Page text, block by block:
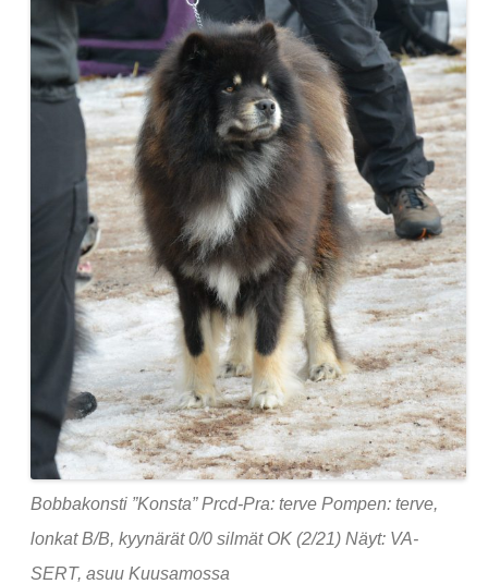
Bobbakonsti ”Konsta” Prcd-Pra: terve Pompen: terve,
lonkat B/B, kyynärät 0/0 silmät OK (2/21) Näyt: VA-
SERT, asuu Kuusamossa